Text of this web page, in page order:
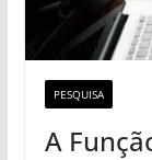
PESQUISA
A